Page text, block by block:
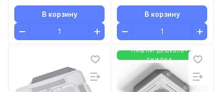
В корзину В корзину
НАШЛИ ДЕШЕВЛЕ-
СКИДКА